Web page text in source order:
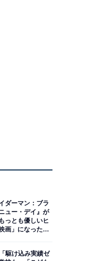
ダーマン：ブラ
ュー・デイ』が
っとも優しいヒ
画」になった理
駆け込み実績ゼ